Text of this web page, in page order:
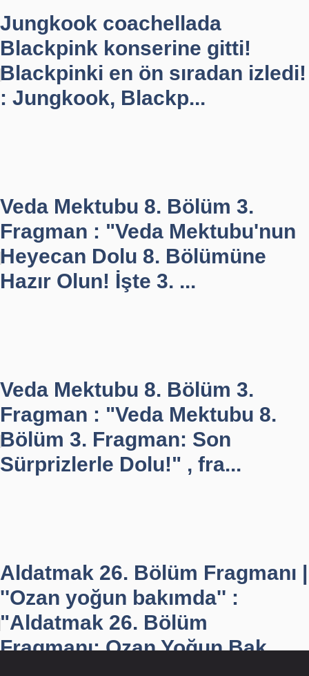
Jungkook coachellada
Blackpink konserine gitti!
Blackpinki en ön sıradan izledi!
: Jungkook, Blackp...
Veda Mektubu 8. Bölüm 3.
Fragman : "Veda Mektubu'nun
Heyecan Dolu 8. Bölümüne
Hazır Olun! İşte 3. ...
Veda Mektubu 8. Bölüm 3.
Fragman : "Veda Mektubu 8.
Bölüm 3. Fragman: Son
Sürprizlerle Dolu!" , fra...
Aldatmak 26. Bölüm Fragmanı |
''Ozan yoğun bakımda'' :
"Aldatmak 26. Bölüm
Fragmanı: Ozan Yoğun Bak...